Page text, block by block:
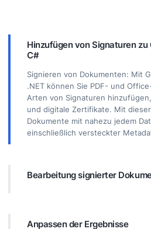
Hinzufügen von Signaturen
C#
Signieren von Dokumenten: Mit
.NET können Sie PDF- und
Arten von Signaturen
und digitale Zertifikate. Mit
Dokumente mit nahezu jedem
einschließlich versteckter
Bearbeitung signierter
Anpassen der Ergebnisse